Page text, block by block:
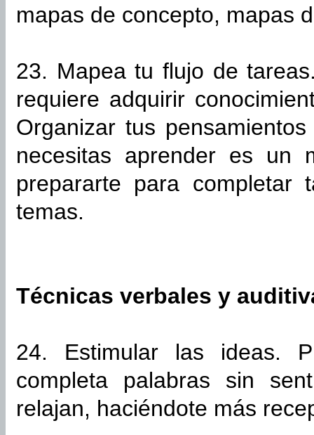
mapas de concepto, mapas
23. Mapea tu flujo de
requiere adquirir
Organizar tus
necesitas aprender es un
prepararte para completar
temas.
Técnicas verbales y
24. Estimular las ideas.
completa palabras sin
relajan, haciéndote más